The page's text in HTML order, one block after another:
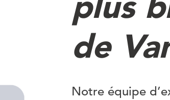
de
Notre équipe